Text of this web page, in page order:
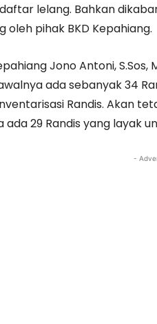
lelang. Bahkan
oleh pihak BKD Kepahiang.
Jono Antoni,
ada sebanyak 34
Randis. Akan
ada 29 Randis yang layak
-